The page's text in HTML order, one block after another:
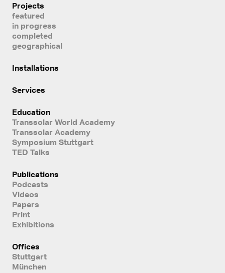
Projects
featured
in progress
completed
geographical
Installations
Services
Education
Transsolar World Academy
Transsolar Academy
Symposium Stuttgart
TED Talks
Publications
Podcasts
Videos
Papers
Print
Exhibitions
Offices
Stuttgart
München